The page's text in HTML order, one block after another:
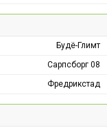
Будё-Глимт
Сарпсборг 08
Фредрикстад